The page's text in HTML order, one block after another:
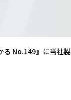
る No.149』に当社